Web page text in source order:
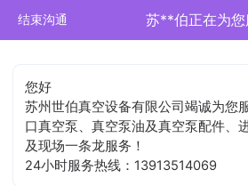
结束沟通 苏**伯正在为您
您好
苏州世伯真空设备有限公司竭诚为您
口真空泵、真空泵油及真空泵配件、
及现场一条龙服务！
24小时服务热线：13913514069